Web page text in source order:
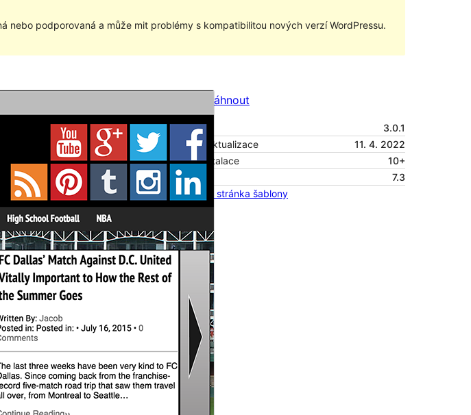
nebo podporovaná a může mit problémy s kompatibilitou nových verzí WordPressu.
Stáhnout
Verze
3.0.1
Poslední aktualizace
11. 4. 2022
Aktivní instalace
10+
Verze PHP
7.3
Domovská stránka šablony